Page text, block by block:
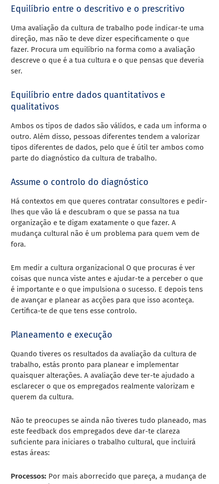
Equilíbrio entre o descritivo e o prescritivo
Uma avaliação da cultura de trabalho pode indicar-te uma
direção, mas não te deve dizer especificamente o que
fazer. Procura um equilíbrio na forma como a avaliação
descreve o que é a tua cultura e o que pensas que deveria
ser.
Equilíbrio entre dados quantitativos e
qualitativos
Ambos os tipos de dados são válidos, e cada um informa o
outro. Além disso, pessoas diferentes tendem a valorizar
tipos diferentes de dados, pelo que é útil ter ambos como
parte do diagnóstico da cultura de trabalho.
Assume o controlo do diagnóstico
Há contextos em que queres contratar consultores e pedir-
lhes que vão lá e descubram o que se passa na tua
organização e te digam exatamente o que fazer. A
mudança cultural não é um problema para quem vem de
fora.
Em medir a cultura organizacional O que procuras é ver
coisas que nunca viste antes e ajudar-te a perceber o que
é importante e o que impulsiona o sucesso. E depois tens
de avançar e planear as acções para que isso aconteça.
Certifica-te de que tens esse controlo.
Planeamento e execução
Quando tiveres os resultados da avaliação da cultura de
trabalho, estás pronto para planear e implementar
quaisquer alterações. A avaliação deve ter-te ajudado a
esclarecer o que os empregados realmente valorizam e
querem da cultura.
Não te preocupes se ainda não tiveres tudo planeado, mas
este feedback dos empregados deve dar-te clareza
suficiente para iniciares o trabalho cultural, que incluirá
estas áreas:
Processos: Por mais aborrecido que pareça, a mudança de